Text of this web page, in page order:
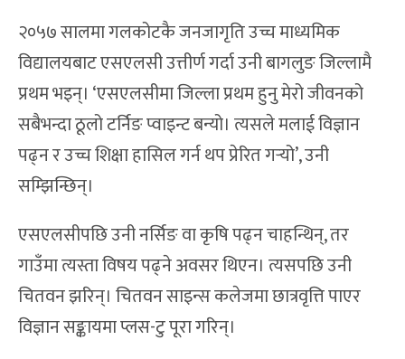
२०५७ सालमा गलकोटकै जनजागृति उच्च माध्यमिक
विद्यालयबाट एसएलसी उत्तीर्ण गर्दा उनी बागलुङ जिल्लामै
प्रथम भइन्। ‘एसएलसीमा जिल्ला प्रथम हुनु मेरो जीवनको
सबैभन्दा ठूलो टर्निङ प्वाइन्ट बन्यो। त्यसले मलाई विज्ञान
पढ्न र उच्च शिक्षा हासिल गर्न थप प्रेरित गर्‍यो’, उनी
सम्झिन्छिन्।
एसएलसीपछि उनी नर्सिङ वा कृषि पढ्न चाहन्थिन्, तर
गाउँमा त्यस्ता विषय पढ्ने अवसर थिएन। त्यसपछि उनी
चितवन झरिन्। चितवन साइन्स कलेजमा छात्रवृत्ति पाएर
विज्ञान सङ्कायमा प्लस-टु पूरा गरिन्।